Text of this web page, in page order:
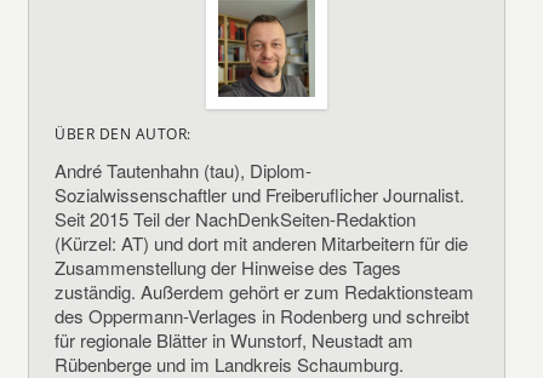
ÜBER DEN AUTOR:
André Tautenhahn (tau), Diplom-
Sozialwissenschaftler und Freiberuflicher Journalist.
Seit 2015 Teil der NachDenkSeiten-Redaktion
(Kürzel: AT) und dort mit anderen Mitarbeitern für die
Zusammenstellung der Hinweise des Tages
zuständig. Außerdem gehört er zum Redaktionsteam
des Oppermann-Verlages in Rodenberg und schreibt
für regionale Blätter in Wunstorf, Neustadt am
Rübenberge und im Landkreis Schaumburg.